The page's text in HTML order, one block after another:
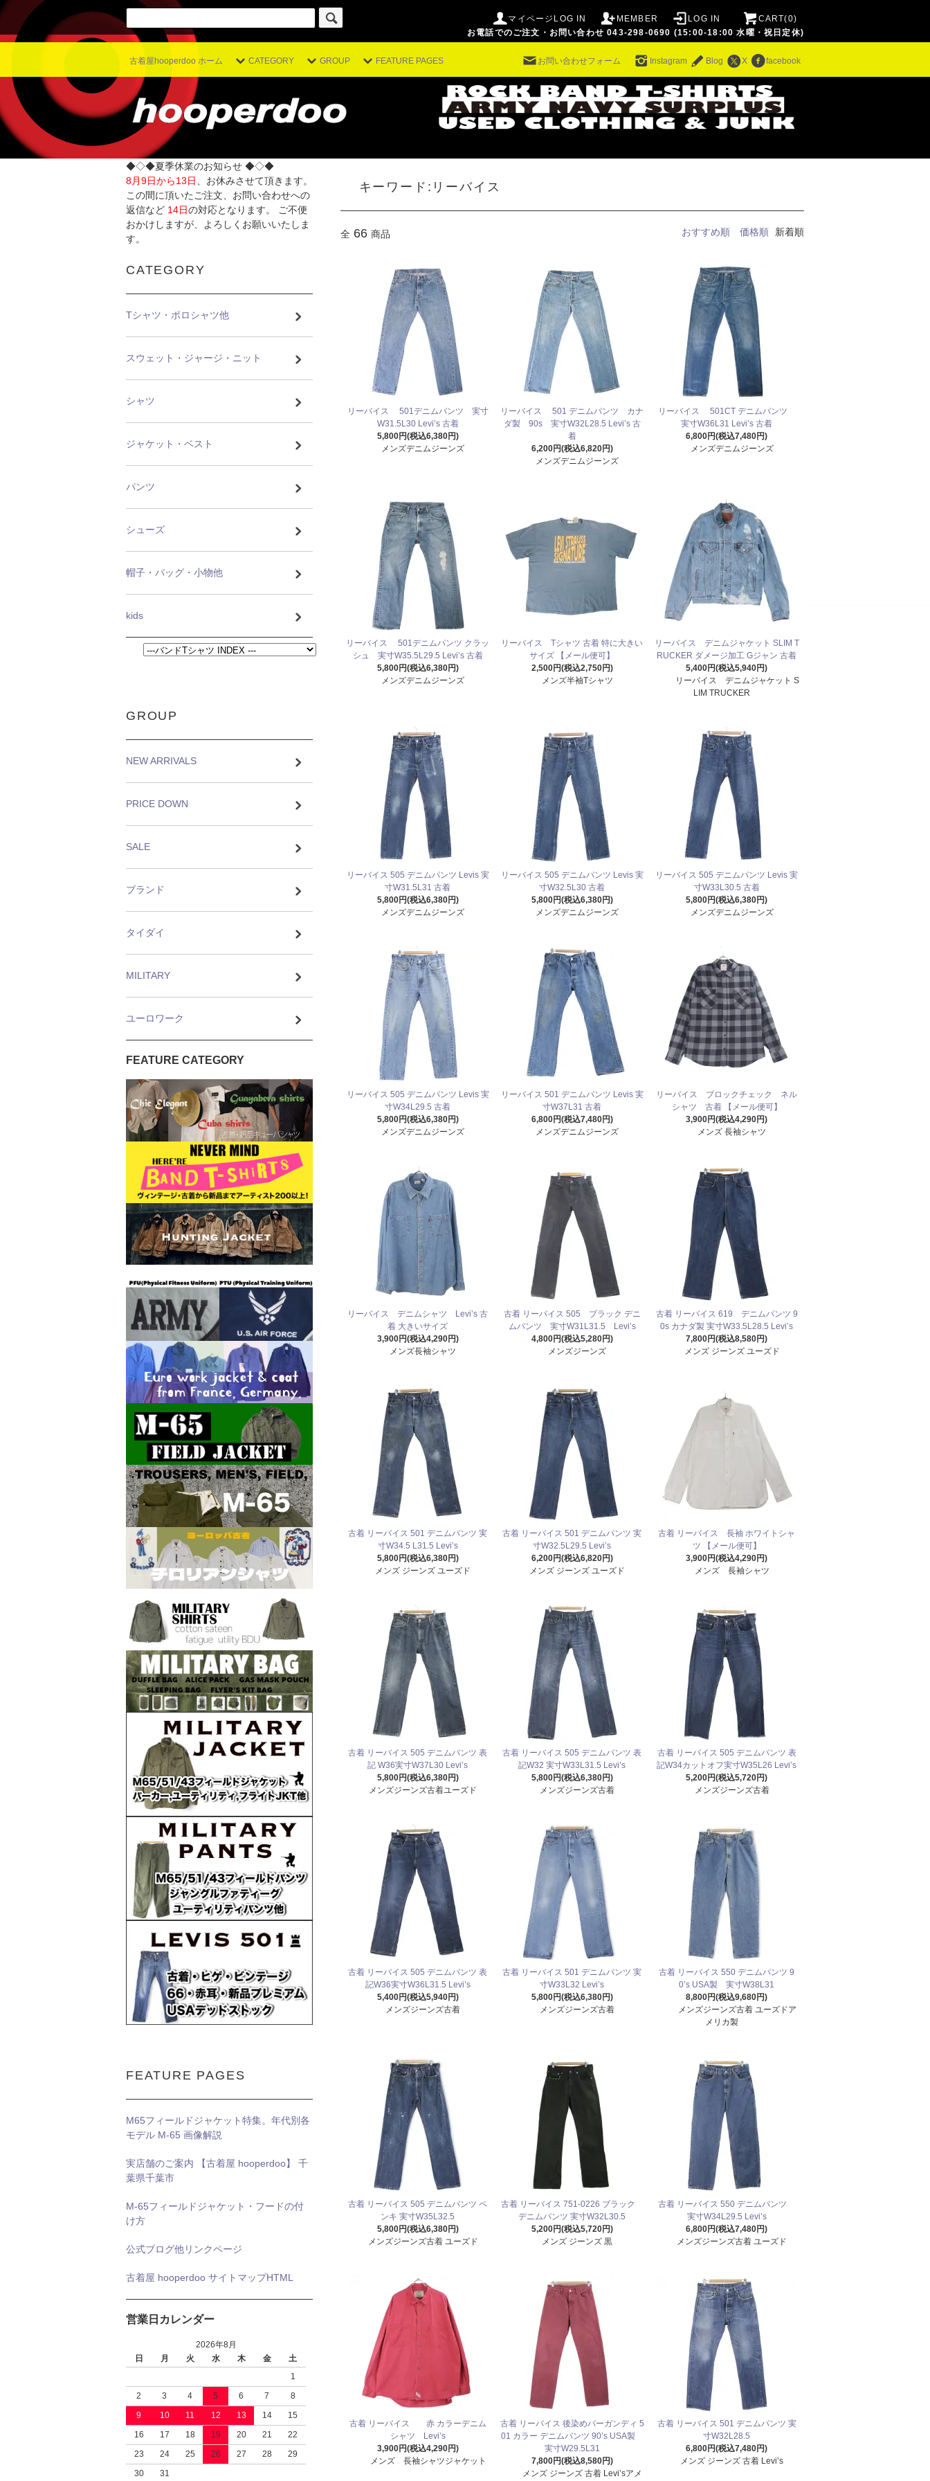
マイページLOG IN MEMBER LOG IN
CART(0)
お電話でのご注文・お問い合わせ 043-298-0690 (15:00-18:00 水曜・祝日定休)
古着屋hooperdoo ホーム CATEGORY GROUP FEATURE PAGES お問い合わせフォーム Instagram Blog X facebook
キーワード:リーバイス
全 66 商品 おすすめ順 価格順 新着順
リーバイス 501デニムパンツ 実寸
W31.5L30 Levi’s 古着
5,800円(税込6,380円)
メンズデニムジーンズ
リーバイス 501 デニムパンツ カナ
ダ製 90s 実寸W32L28.5 Levi’s 古
着
6,200円(税込6,820円)
メンズデニムジーンズ
リーバイス 501CT デニムパンツ
実寸W36L31 Levi’s 古着
6,800円(税込7,480円)
メンズデニムジーンズ
リーバイス 501デニムパンツ クラッ
シュ 実寸W35.5L29.5 Levi’s 古着
5,800円(税込6,380円)
メンズデニムジーンズ
リーバイス Tシャツ 古着 特に大きい
サイズ 【メール便可】
2,500円(税込2,750円)
メンズ半袖Tシャツ
リーバイス デニムジャケット SLIM T
RUCKER ダメージ加工 Gジャン 古着
5,400円(税込5,940円)
リーバイス デニムジャケット S
LIM TRUCKER
リーバイス 505 デニムパンツ Levis 実
寸W31.5L31 古着
5,800円(税込6,380円)
メンズデニムジーンズ
リーバイス 505 デニムパンツ Levis 実
寸W32.5L30 古着
5,800円(税込6,380円)
メンズデニムジーンズ
リーバイス 505 デニムパンツ Levis 実
寸W33L30.5 古着
5,800円(税込6,380円)
メンズデニムジーンズ
リーバイス 505 デニムパンツ Levis 実
寸W34L29.5 古着
5,800円(税込6,380円)
メンズデニムジーンズ
リーバイス 501 デニムパンツ Levis 実
寸W37L31 古着
6,800円(税込7,480円)
メンズデニムジーンズ
リーバイス ブロックチェック ネル
シャツ 古着 【メール便可】
3,900円(税込4,290円)
メンズ 長袖シャツ
リーバイス デニムシャツ Levi’s 古
着 大きいサイズ
3,900円(税込4,290円)
メンズ長袖シャツ
古着 リーバイス 505 ブラック デニ
ムパンツ 実寸W31L31.5 Levi’s
4,800円(税込5,280円)
メンズジーンズ
古着 リーバイス 619 デニムパンツ 9
0s カナダ製 実寸W33.5L28.5 Levi’s
7,800円(税込8,580円)
メンズ ジーンズ ユーズド
古着 リーバイス 501 デニムパンツ 実
寸W34.5 L31.5 Levi’s
5,800円(税込6,380円)
メンズ ジーンズ ユーズド
古着 リーバイス 501 デニムパンツ 実
寸W32.5L29.5 Levi’s
6,200円(税込6,820円)
メンズ ジーンズ ユーズド
古着 リーバイス 長袖 ホワイトシャ
ツ 【メール便可】
3,900円(税込4,290円)
メンズ 長袖シャツ
古着 リーバイス 505 デニムパンツ 表
記 W36実寸W37L30 Levi’s
5,800円(税込6,380円)
メンズジーンズ古着ユーズド
古着 リーバイス 505 デニムパンツ 表
記W32 実寸W33L31.5 Levi’s
5,800円(税込6,380円)
メンズジーンズ古着
古着 リーバイス 505 デニムパンツ 表
記W34カットオフ実寸W35L26 Levi’s
5,200円(税込5,720円)
メンズジーンズ古着
古着 リーバイス 505 デニムパンツ 表
記W36実寸W36L31.5 Levi’s
5,400円(税込5,940円)
メンズジーンズ古着
古着 リーバイス 501 デニムパンツ 実
寸W33L32 Levi’s
5,800円(税込6,380円)
メンズジーンズ古着
古着 リーバイス 550 デニムパンツ 9
0’s USA製 実寸W38L31
8,800円(税込9,680円)
メンズジーンズ古着 ユーズドア
メリカ製
古着 リーバイス 505 デニムパンツ ペ
ンキ 実寸W35L32.5
5,800円(税込6,380円)
メンズジーンズ古着 ユーズド
古着 リーバイス 751-0226 ブラック
デニムパンツ 実寸 W32L30.5
5,200円(税込5,720円)
メンズ ジーンズ 黒
古着 リーバイス 550 デニムパンツ
実寸W34L29.5 Levi’s
6,800円(税込7,480円)
メンズジーンズ古着 ユーズド
古着 リーバイス 赤 カラーデニム
シャツ Levi’s
3,900円(税込4,290円)
メンズ 長袖シャツジャケット
古着 リーバイス 後染めバーガンディ 5
01 カラー デニムパンツ 90’s USA製
実寸W29.5L31
7,800円(税込8,580円)
メンズ ジーンズ 古着 Levi’sアメ
古着 リーバイス 501 デニムパンツ 実
寸W32L28.5
6,800円(税込7,480円)
メンズ ジーンズ 古着 Levi’s
◆◇◆夏季休業のお知らせ ◆◇◆
8月9日から13日
、お休みさせて頂きます。
この間に頂いたご注文、お問い合わせへの
返信など 14日の対応となります。 ご不便
おかけしますが、よろしくお願いいたしま
す。
CATEGORY
Tシャツ・ポロシャツ他
スウェット・ジャージ・ニット
シャツ
ジャケット・ベスト
パンツ
シューズ
帽子・バッグ・小物他
kids
GROUP
NEW ARRIVALS
PRICE DOWN
SALE
ブランド
タイダイ
MILITARY
ユーロワーク
FEATURE CATEGORY
FEATURE PAGES
M65フィールドジャケット特集。年代別各
モデル M-65 画像解説
実店舗のご案内 【古着屋 hooperdoo】 千
葉県千葉市
M-65フィールドジャケット・フードの付
け方
公式ブログ他リンクページ
古着屋 hooperdoo サイトマップHTML
営業日カレンダー
2026年8月
日
月 火 水 木 金
土
1
2
3 4 5 6 7
8
9
10 11 12 13 14
15
16
17 18 19 20 21
22
23
24 25 26 27 28
29
30
31